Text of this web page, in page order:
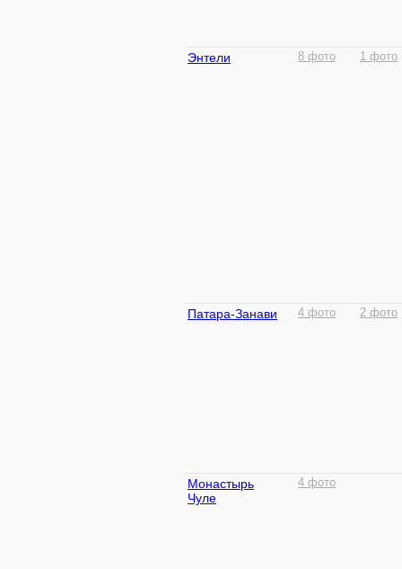
Энтели 8 фото 1 фото
Патара-Занави 4 фото 2 фото
Монастырь
Чуле
4 фото